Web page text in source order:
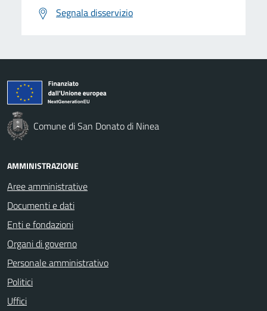
Segnala disservizio
Comune di San Donato di Ninea
AMMINISTRAZIONE
Aree amministrative
Documenti e dati
Enti e fondazioni
Organi di governo
Personale amministrativo
Politici
Uffici